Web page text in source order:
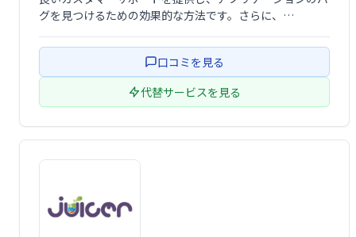
グを見つけるための効果的な方法です。さらに、
り、カスタムセグメントを作成できます。これらの機能
は、ユーザーの行動についてより多くの洞察 …
口コミを見る
代替サービスを見る